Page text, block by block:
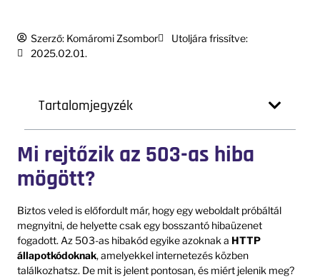
Szerző: Komáromi Zsombor
Utoljára frissítve:
2025.02.01.
Tartalomjegyzék
Mi rejtőzik az 503-as hiba
mögött?
Biztos veled is előfordult már, hogy egy weboldalt próbáltál
megnyitni, de helyette csak egy bosszantó hibaüzenet
fogadott. Az 503-as hibakód egyike azoknak a HTTP
állapotkódoknak, amelyekkel internetezés közben
találkozhatsz. De mit is jelent pontosan, és miért jelenik meg?